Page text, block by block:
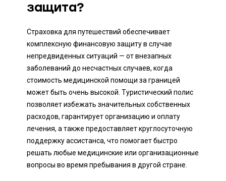
защита?
Страховка для путешествий обеспечивает
комплексную финансовую защиту в случае
непредвиденных ситуаций — от внезапных
заболеваний до несчастных случаев, когда
стоимость медицинской помощи за границей
может быть очень высокой. Туристический полис
позволяет избежать значительных собственных
расходов, гарантирует организацию и оплату
лечения, а также предоставляет круглосуточную
поддержку ассистанса, что помогает быстро
решать любые медицинские или организационные
вопросы во время пребывания в другой стране.